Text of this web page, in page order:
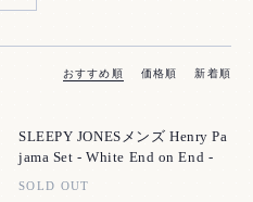
おすすめ順 価格順 新着順
SLEEPY JONESメンズ Henry Pa
jama Set - White End on End -
SOLD OUT